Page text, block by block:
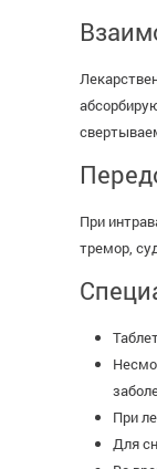
При
тремор,
При
Для